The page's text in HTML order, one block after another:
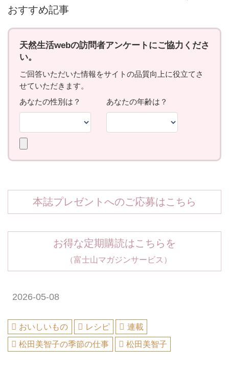
おすすめ記事
本誌プレゼントへのご応募はこちら
お得な定期購読はこちらを
（富士山マガジンサービス）
2026-05-08
おいしいもの レシピ
連載
松田美智子の季節の仕事
松田美智子